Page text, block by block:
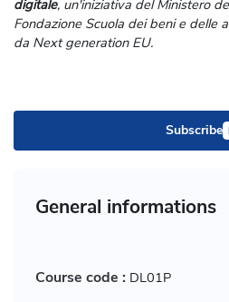
digitale, un'iniziativa del Ministero
Fondazione Scuola dei beni e delle
da Next generation EU.
Subscribe
General informations
Course code : DL01P